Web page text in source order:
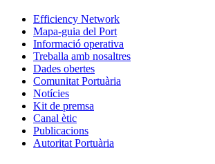
Efficiency Network
Mapa-guia del Port
Informació operativa
Treballa amb nosaltres
Dades obertes
Comunitat Portuària
Notícies
Kit de premsa
Canal ètic
Publicacions
Autoritat Portuària